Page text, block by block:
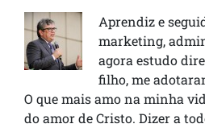
Aprendiz e
marketing,
agora estudo
filho, me
O que mais amo na minha
do amor de Cristo. Dizer a